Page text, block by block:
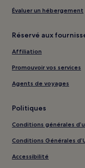
Évaluer un hébergement
Réservé aux
Affiliation
Promouvoir vos services
Agents de voyages
Politiques
Conditions générales
Conditions Générales
Accessibilité